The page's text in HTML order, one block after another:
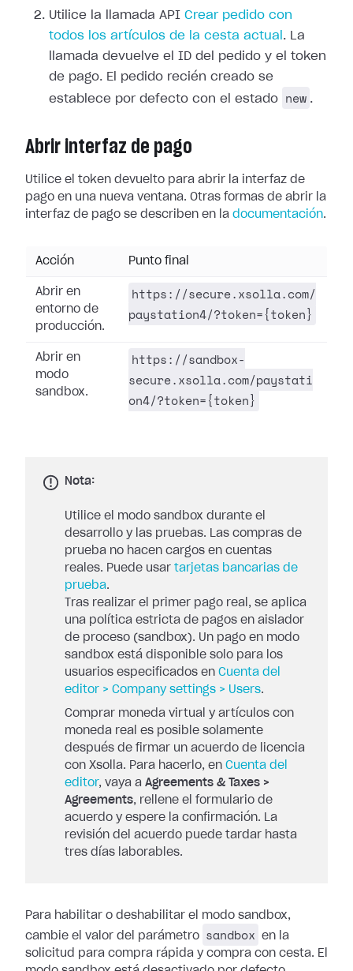
Utilice la llamada API Crear pedido con
todos los artículos de la cesta actual . La
llamada devuelve el ID del pedido y el token
de pago. El pedido recién creado se
establece por defecto con el estado
new .
Abrir interfaz de pago
Utilice el token devuelto para abrir la interfaz de
pago en una nueva ventana. Otras formas de abrir la
interfaz de pago se describen en la documentación.
Acción Punto final
Abrir en
entorno de
producción.
https://secure.xsolla.com/
paystation4/?token={token}
Abrir en
modo
sandbox.
https://sandbox-
secure.xsolla.com/paystati
on4/?token={token}
Nota:
Utilice el modo sandbox durante el
desarrollo y las pruebas. Las compras de
prueba no hacen cargos en cuentas
reales. Puede usar tarjetas bancarias de
prueba.
Tras realizar el primer pago real, se aplica
una política estricta de pagos en aislador
de proceso (sandbox). Un pago en modo
sandbox está disponible solo para los
usuarios especificados en Cuenta del
editor > Company settings > Users.
Comprar moneda virtual y artículos con
moneda real es posible solamente
después de firmar un acuerdo de licencia
con Xsolla. Para hacerlo, en Cuenta del
editor, vaya a Agreements & Taxes >
Agreements, rellene el formulario de
acuerdo y espere la confirmación. La
revisión del acuerdo puede tardar hasta
tres días laborables.
Para habilitar o deshabilitar el modo sandbox,
cambie el valor del parámetro
sandbox
en la
solicitud para compra rápida y compra con cesta. El